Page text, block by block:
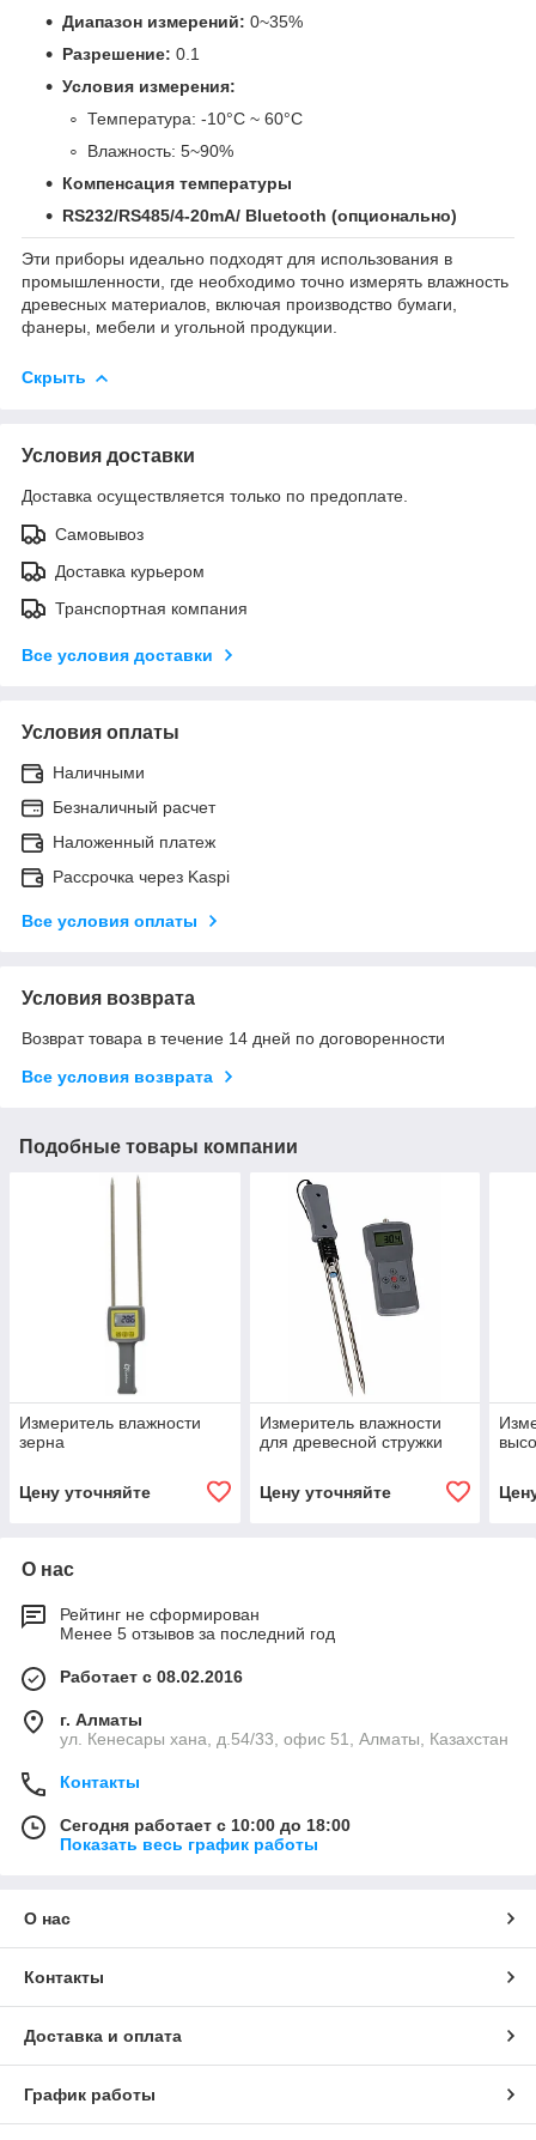
Диапазон измерений: 0~35%
Разрешение: 0.1
Условия измерения:
Температура: -10°C ~ 60°C
Влажность: 5~90%
Компенсация температуры
RS232/RS485/4-20mA/ Bluetooth (опционально)
Эти приборы идеально подходят для использования в
промышленности, где необходимо точно измерять влажность
древесных материалов, включая производство бумаги,
фанеры, мебели и угольной продукции.
Скрыть
Условия доставки
Доставка осуществляется только по предоплате.
Самовывоз
Доставка курьером
Транспортная компания
Все условия доставки
Условия оплаты
Наличными
Безналичный расчет
Наложенный платеж
Рассрочка через Kaspi
Все условия оплаты
Условия возврата
Возврат товара в течение 14 дней по договоренности
Все условия возврата
Подобные товары компании
Измеритель влажности
зерна
Цену уточняйте
Измеритель влажности
для древесной стружки
Цену уточняйте
О нас
Рейтинг не сформирован
Менее 5 отзывов за последний год
Работает с 08.02.2016
г. Алматы
ул. Кенесары хана, д.54/33, офис 51, Алматы, Казахстан
Контакты
Сегодня работает с 10:00 до 18:00
Показать весь график работы
О нас
Контакты
Доставка и оплата
График работы